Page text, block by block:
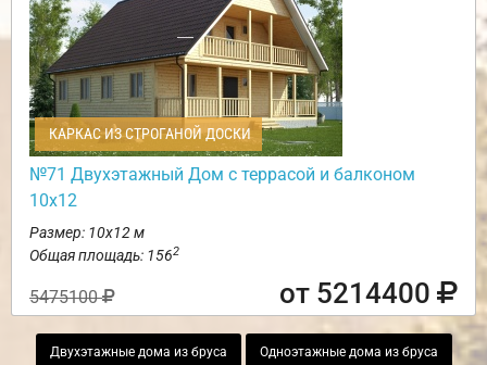
КАРКАС ИЗ СТРОГАНОЙ ДОСКИ
№71 Двухэтажный Дом с террасой и балконом
10х12
Размер: 10х12 м
Общая площадь: 1562
5475100 от 5214400
Двухэтажные дома из бруса Одноэтажные дома из бруса